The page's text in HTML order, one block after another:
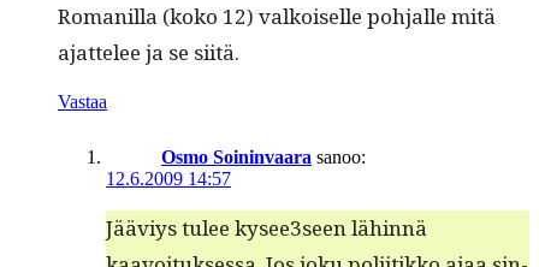
Romanil­la (koko 12) valkoiselle poh­jalle mitä
ajat­telee ja se siitä.
Vastaa
Osmo Soininvaara sanoo:
12.6.2009 14:57
Jääviys tulee kysee3seen lähin­nä